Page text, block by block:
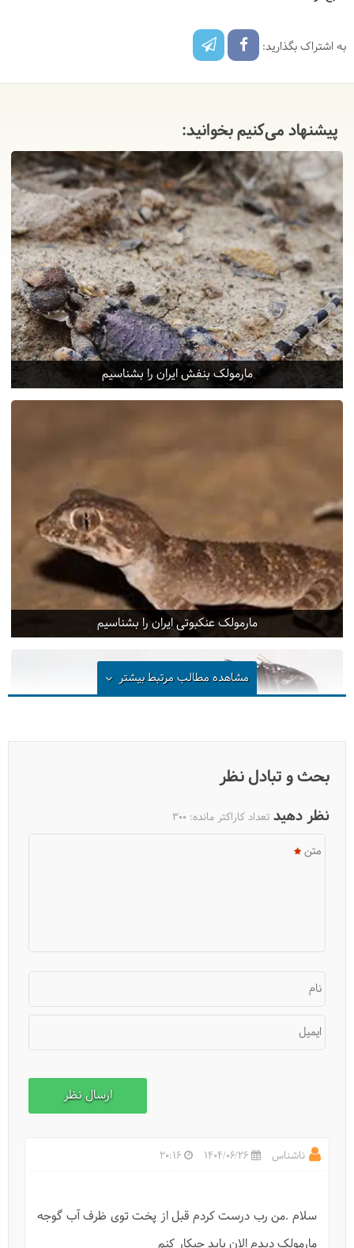
به اشتراک بگذارید:
پیشنهاد می‌کنیم بخوانید:
مارمولک بنفش ایران را بشناسیم
مارمولک عنکبوتی ایران را بشناسیم
مشاهده مطالب مرتبطبیشتر
بحث و تبادل نظر
نظر دهید تعداد کاراکتر مانده: 300
متن
نام
ایمیل
ناشناس 1404/06/26
20:16
سلام .من رب درست کردم قبل از پخت توی ظرف آب گوجه